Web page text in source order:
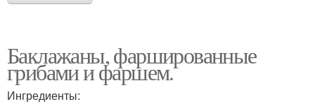
Баклажаны, фаршированные
грибами и фаршем.
Ингредиенты: